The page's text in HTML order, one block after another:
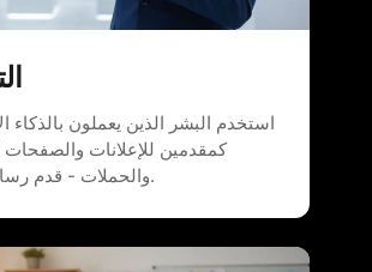
استخدم البشر الذين يعملون بالذكاء
كمقدمين للإعلانات
والحملات - قدم رسائل واضحة.